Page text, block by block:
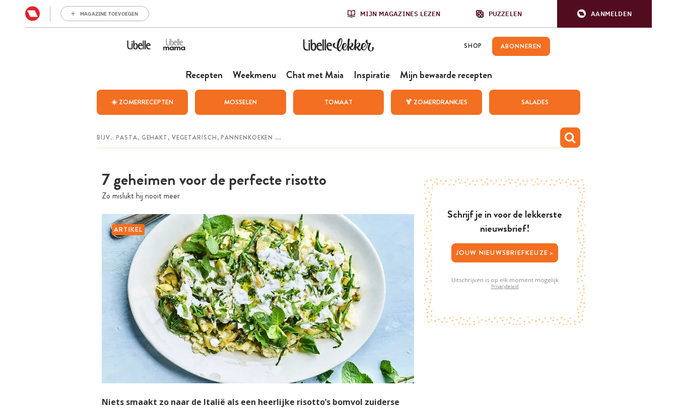
MAGAZINE TOEVOEGEN MIJN MAGAZINES LEZEN PUZZELEN AANMELDEN
SHOP ABONNEREN
Recepten Weekmenu Chat met Maia Inspiratie Mijn bewaarde recepten
☀️ ZOMERRECEPTEN MOSSELEN TOMAAT 🍹 ZOMERDRANKJES SALADES
7 geheimen voor de perfecte risotto
Zo mislukt hij nooit meer
ARTIKEL
Niets smaakt zo naar de Italië als een heerlijke risotto’s bomvol zuiderse
Schrijf je in voor de lekkerste
nieuwsbrief!
JOUW NIEUWSBRIEFKEUZE >
Uitschrijven is op elk moment mogelijk
Privacybeleid